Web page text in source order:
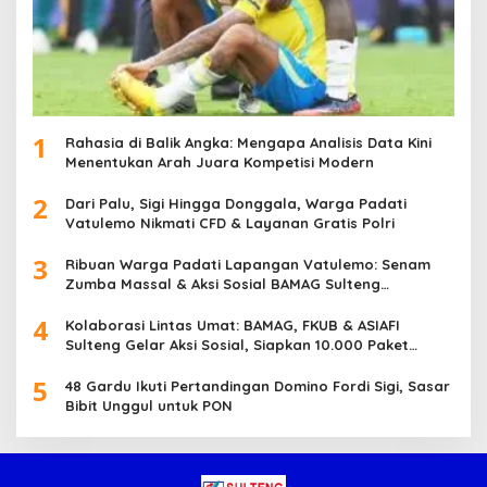
1
Rahasia di Balik Angka: Mengapa Analisis Data Kini
Menentukan Arah Juara Kompetisi Modern
2
Dari Palu, Sigi Hingga Donggala, Warga Padati
Vatulemo Nikmati CFD & Layanan Gratis Polri
3
Ribuan Warga Padati Lapangan Vatulemo: Senam
Zumba Massal & Aksi Sosial BAMAG Sulteng
4
Kolaborasi Lintas Umat: BAMAG, FKUB & ASIAFI
Sulteng Gelar Aksi Sosial, Siapkan 10.000 Paket
5
48 Gardu Ikuti Pertandingan Domino Fordi Sigi, Sasar
Bibit Unggul untuk PON